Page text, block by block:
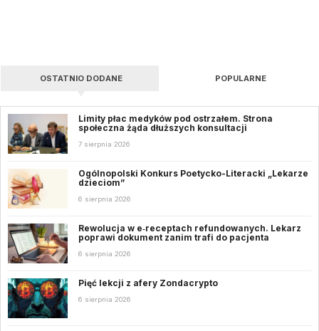
OSTATNIO DODANE POPULARNE
Limity płac medyków pod ostrzałem. Strona
społeczna żąda dłuższych konsultacji
7 sierpnia 2026
Ogólnopolski Konkurs Poetycko-Literacki „Lekarze
dzieciom”
6 sierpnia 2026
Rewolucja w e‑receptach refundowanych. Lekarz
poprawi dokument zanim trafi do pacjenta
6 sierpnia 2026
Pięć lekcji z afery Zondacrypto
6 sierpnia 2026